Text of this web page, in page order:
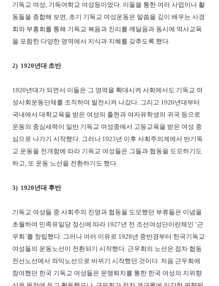
기독교 여성, 기독여학교 여성등이었다. 이들을 통한 여러 사업이나 활
동들을 종합해 보면, 초기 기독교 여성운동은 말씀을 깊이 배우는 사경
회와 부흥회를 통해 기독교 복음과 진리를 깨달음과 동시에 역사교육
을 포함한 다양한 영역에서 지식과 지혜를 갖추도록 했다.
2) 1920년대 초반
1920년대가 되면서 이들은 그 영역을 확대시켜 사회에서도 기독교 여
성사회운동단체를 조직하여 발전시켜 나갔다. 그리고 1920년대부터
국내에서 대학교육을 받은 여성의 출현과 여자유학생의 귀국 등으로
운동의 중심세력이 일반 기독교 여성중에서 고등교육을 받은 여성 중
심으로 나가기 시작했다. 그러나 1923년 이후 사회주의계에서 반기독
교 운동을 전개함에 따라 기독교 여성들은 그들과 협동을 도모하기도
하고, 또 운동 노선을 전환하기도 했다.
3) 1920년대 후반
기독교 여성들 중 사회주의 진영과 협동을 도모했던 부류들은 이념을
초월하여 민족유일당 정신에 따라 1927년 전 조선여성단이란체인 ‘근
우회’를 창립했다. 그러나 여러 이유로 1928년 중반경부터 한국기독교
여성들의 운동노선이 전환되기 시작했다. 근우회의 노선은 점차 협동
전선노선에서 좌익노선으로 바뀌기 시작했던 것이다. 처음 근우회에
참여했던 한국 기독교 여성들은 문맹퇴치를 통한 한국 여성의 지위향